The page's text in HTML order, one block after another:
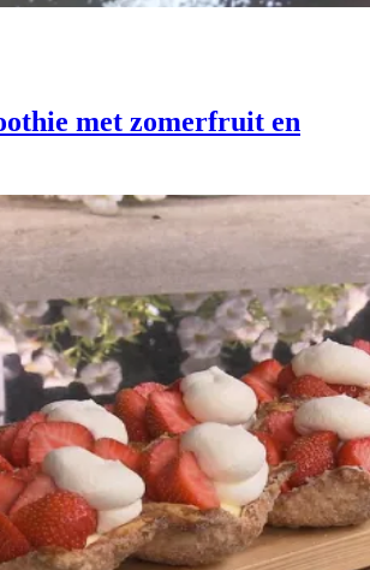
met zomerfruit en